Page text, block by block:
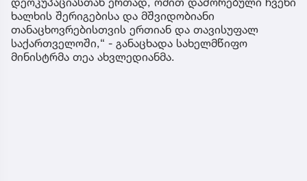
ხალხის შერიგებისა და მშვიდობიანი
თანაცხოვრებისთვის ერთიან და თავისუფალ
საქართველოში,“ - განაცხადა სახელმწიფო
მინისტრმა თეა ახვლედიანმა.